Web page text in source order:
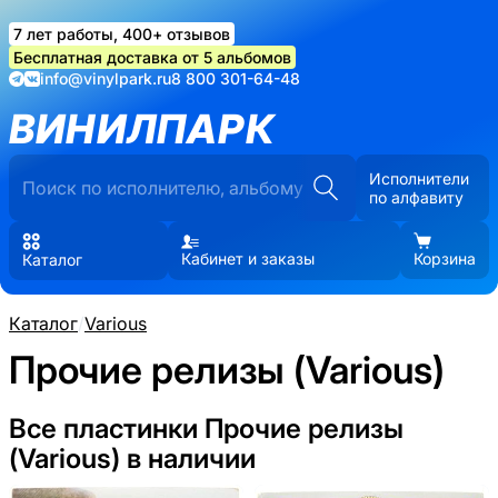
7 лет работы, 400+ отзывов
Бесплатная доставка от 5 альбомов
info@vinylpark.ru8 800 301-64-48
ВИНИЛПАРК
Исполнители
по алфавиту
Каталог Кабинет и заказы Корзина
Каталог/Various
Прочие релизы (Various)
Все пластинки Прочие релизы
(Various) в наличии